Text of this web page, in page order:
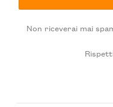
Non riceverai mai